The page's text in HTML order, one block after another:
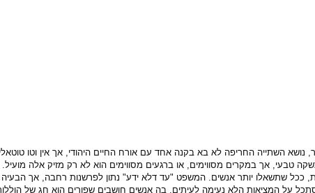
נושא השתייה החריפה לא בא בקנה אחד עם אורח החיים היהודי, אך אין וטו
טבעי, אך במקרים מסווימים, או ברגעים מסווימים הוא לא רק מזיק אלה מועיל.
ככל שתשאלו יותר אנשים. המשפט "עד דלא ידע" נתון לפרשנות רחבה, אך
על המציאות הלא נעימה לעיתים, בה אנשים חושבים שפורים הוא חג של